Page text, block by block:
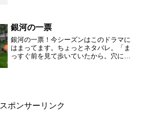
る〇風呂に入れない〇意欲が...
銀河の一票
銀河の一票！今シーズンはこのドラマに
はまってます。ちょっとネタバレ。「ま
っすぐ前を見て歩いていたから。穴に落
スポンサーリンク